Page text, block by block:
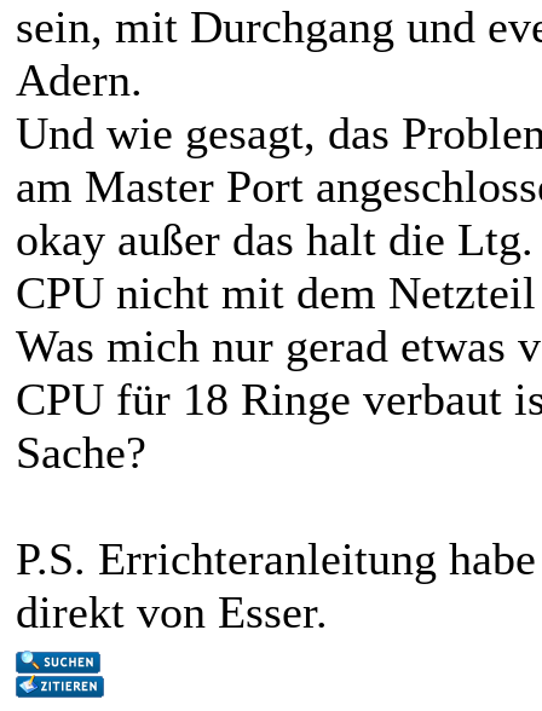
sein, mit Durchgang und
Adern.
Und wie gesagt, das
am Master Port
okay außer das halt die
CPU nicht mit dem
Was mich nur gerad etwas
CPU für 18 Ringe verbaut
Sache?
P.S. Errichteranleitung
direkt von Esser.